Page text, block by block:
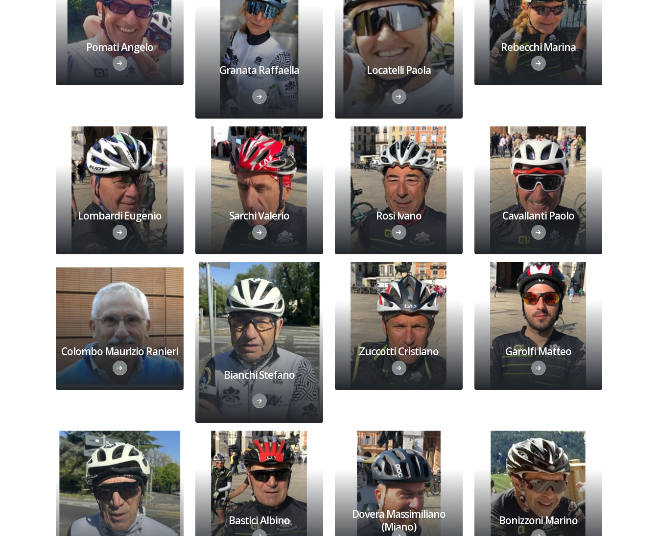
Pomati Angelo
Granata Raffaella
Locatelli Paola
Rebecchi Marina
Lombardi Eugenio Sarchi Valerio Rosi Ivano Cavallanti Paolo
Colombo Maurizio Ranieri
Bianchi Stefano
Zuccotti Cristiano Garolfi Matteo
Bastici Albino
Dovera Massimiliano
(Miano)
Bonizzoni Marino